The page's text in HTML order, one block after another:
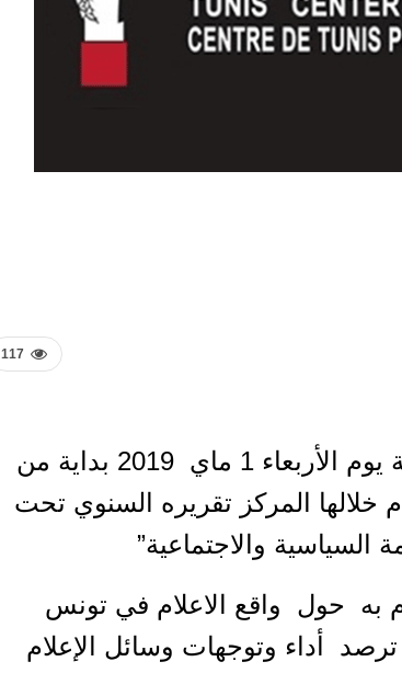
117
يحتضن مقر مركز تونس لحرية الصحافة يوم الأربعاء 1 ماي 2019 بداية من
خلالها المركز تقريره السنوي تحت
السياسية والاجتماعية”
به حول واقع الاعلام في تونس
أداء وتوجهات وسائل الإعلام